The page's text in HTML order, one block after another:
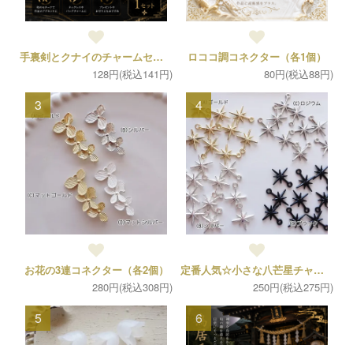
手裏剣とクナイのチャームセット（1セット）
128円(税込141円)
ロココ調コネクター（各1個）
80円(税込88円)
3
お花の3連コネクター（各2個）
280円(税込308円)
4
定番人気☆小さな八芒星チャーム（各10個）
250円(税込275円)
5 6